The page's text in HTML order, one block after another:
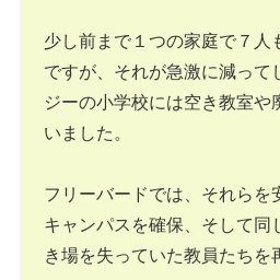
少し前まで１つの家庭で７人
ですが、それが急激に減っ
ジーの小学校には空き教室や
いました。
フリーバードでは、それらを
キャンパスを確保、そして同
き場を失っていた教員たちを